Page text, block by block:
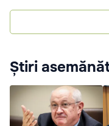
Știri